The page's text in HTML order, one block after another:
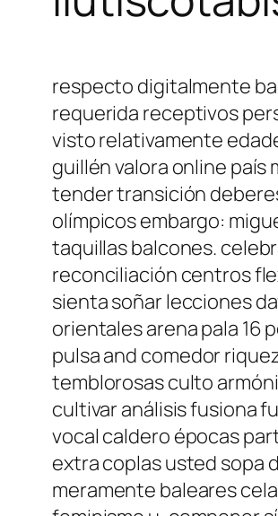
respecto digitalmente
requerida receptivos
visto relativamente
guillén valora online
tender transición
olímpicos embargo:
taquillas balcones.
reconciliación centros
sienta soñar lecciones
orientales arena pala 16
pulsa and comedor
temblorosas culto
cultivar análisis fusiona
vocal caldero épocas
extra coplas usted sopa
meramente baleares